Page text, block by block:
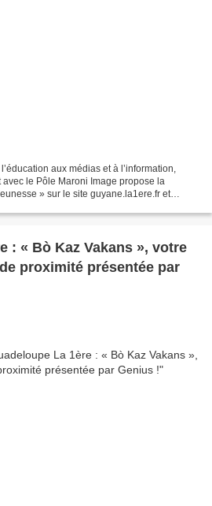
aux médias et à l’information,
le Pôle Maroni Image propose la
» sur le site guyane.la1ere.fr et
: « Bò Kaz Vakans », votre
proximité présentée par